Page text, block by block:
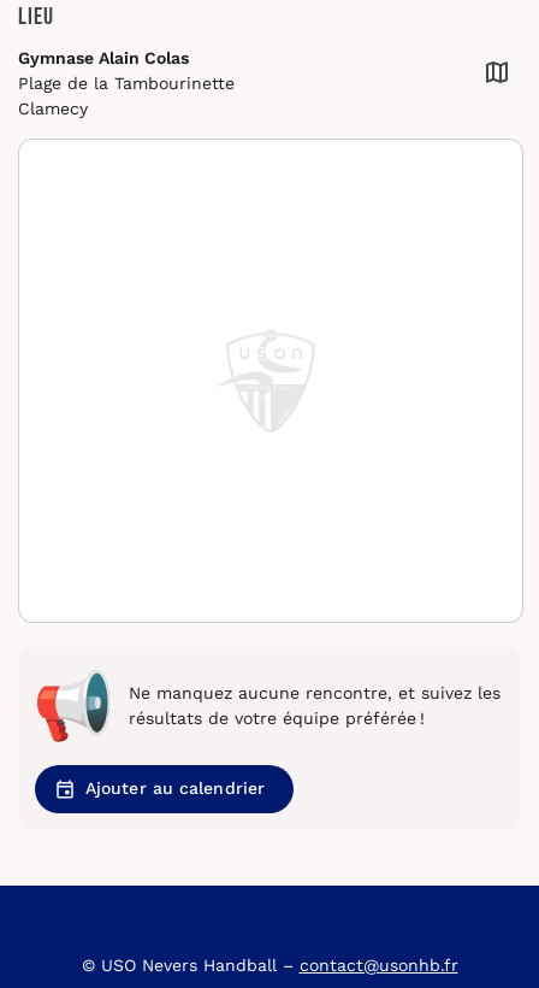
Lieu
Gymnase Alain Colas
Plage de la Tambourinette
Clamecy
Ne manquez aucune rencontre, et suivez les
résultats de votre équipe préférée !
Ajouter au calendrier
© USO Nevers Handball – contact@usonhb.fr